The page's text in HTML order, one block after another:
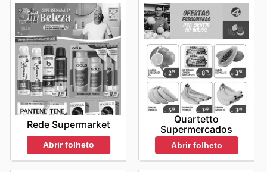
Rede Supermarket
Abrir folheto
Quartetto
Supermercados
Abrir folheto